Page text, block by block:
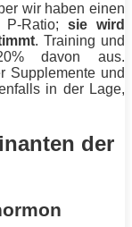
wir haben einen
P-Ratio; sie wird
. Training und
davon aus.
Supplemente und
in der Lage,
der